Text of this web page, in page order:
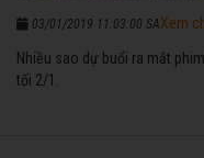
03/01/2019 11:03:00 SA
Nhiều sao dự buổi ra mắt
tối 2/1.
Xem